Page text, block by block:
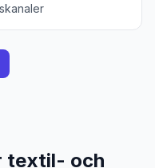
textil- och